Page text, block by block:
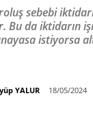
sebebi
Bu da iktidarın
istiyorsa
YALUR 18/05/2024